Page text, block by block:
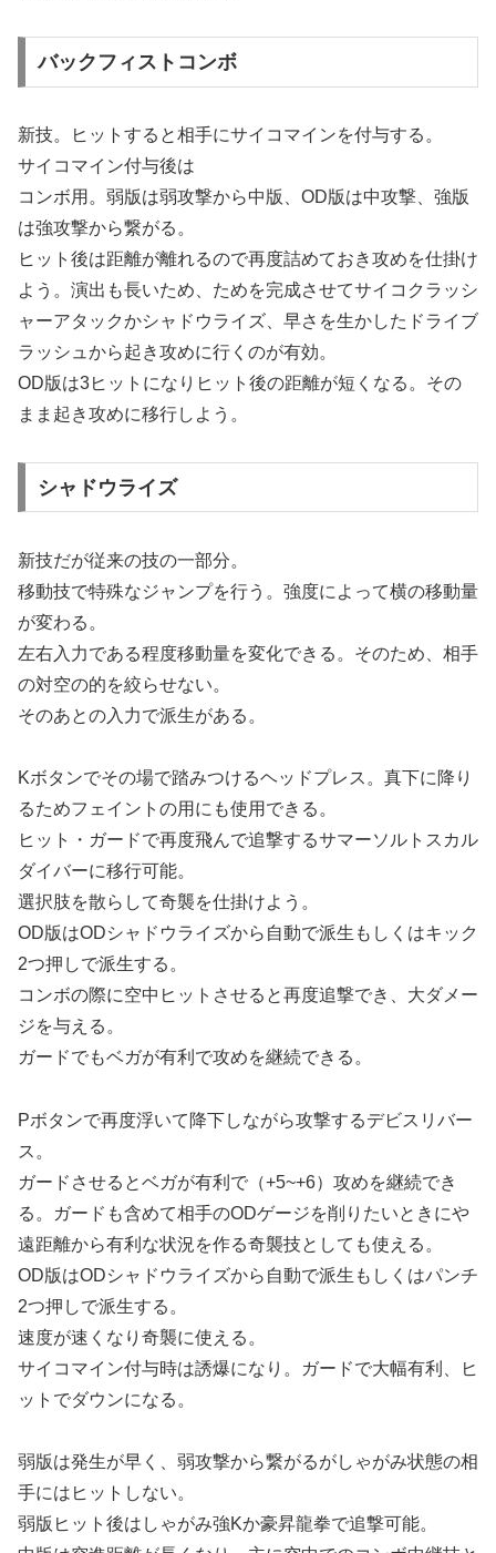
バックフィストコンボ
新技。ヒットすると相手にサイコマインを付与する。
サイコマイン付与後は
コンボ用。弱版は弱攻撃から中版、OD版は中攻撃、強版
は強攻撃から繋がる。
ヒット後は距離が離れるので再度詰めておき攻めを仕掛け
よう。演出も長いため、ためを完成させてサイコクラッシ
ャーアタックかシャドウライズ、早さを生かしたドライブ
ラッシュから起き攻めに行くのが有効。
OD版は3ヒットになりヒット後の距離が短くなる。その
まま起き攻めに移行しよう。
シャドウライズ
新技だが従来の技の一部分。
移動技で特殊なジャンプを行う。強度によって横の移動量
が変わる。
左右入力である程度移動量を変化できる。そのため、相手
の対空の的を絞らせない。
そのあとの入力で派生がある。
Kボタンでその場で踏みつけるヘッドプレス。真下に降り
るためフェイントの用にも使用できる。
ヒット・ガードで再度飛んで追撃するサマーソルトスカル
ダイバーに移行可能。
選択肢を散らして奇襲を仕掛けよう。
OD版はODシャドウライズから自動で派生もしくはキック
2つ押しで派生する。
コンボの際に空中ヒットさせると再度追撃でき、大ダメー
ジを与える。
ガードでもベガが有利で攻めを継続できる。
Pボタンで再度浮いて降下しながら攻撃するデビスリバー
ス。
ガードさせるとベガが有利で（+5~+6）攻めを継続でき
る。ガードも含めて相手のODゲージを削りたいときにや
遠距離から有利な状況を作る奇襲技としても使える。
OD版はODシャドウライズから自動で派生もしくはパンチ
2つ押しで派生する。
速度が速くなり奇襲に使える。
サイコマイン付与時は誘爆になり。ガードで大幅有利、ヒ
ットでダウンになる。
弱版は発生が早く、弱攻撃から繋がるがしゃがみ状態の相
手にはヒットしない。
弱版ヒット後はしゃがみ強Kか豪昇龍拳で追撃可能。